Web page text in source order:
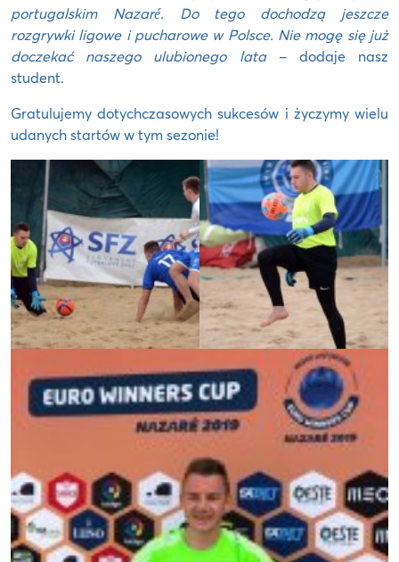
portugalskim Nazaré. Do tego dochodzą jeszcze
rozgrywki ligowe i pucharowe w Polsce. Nie mogę się już
doczekać naszego ulubionego lata– dodaje nasz
student.
Gratulujemy dotychczasowych sukcesów i życzymy wielu
udanych startów w tym sezonie!